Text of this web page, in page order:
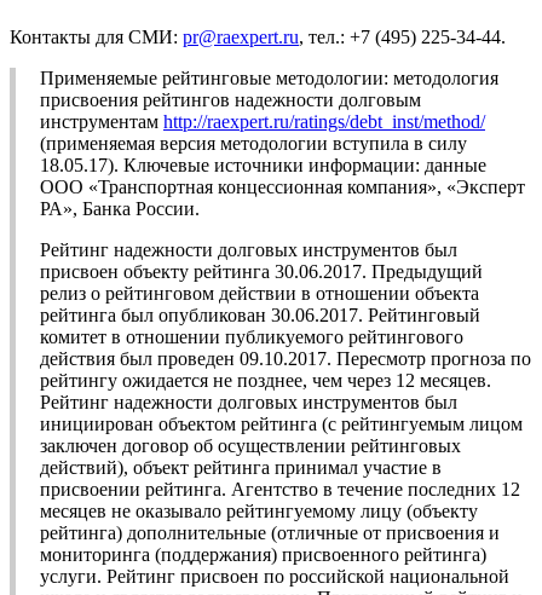
Контакты для СМИ: pr@raexpert.ru, тел.: +7 (495) 225-34-44.
Применяемые рейтинговые методологии: методология
присвоения рейтингов надежности долговым
инструментам http://raexpert.ru/ratings/debt_inst/method/
(применяемая версия методологии вступила в силу
18.05.17). Ключевые источники информации: данные
ООО «Транспортная концессионная компания», «Эксперт
РА», Банка России.
Рейтинг надежности долговых инструментов был
присвоен объекту рейтинга 30.06.2017. Предыдущий
релиз о рейтинговом действии в отношении объекта
рейтинга был опубликован 30.06.2017. Рейтинговый
комитет в отношении публикуемого рейтингового
действия был проведен 09.10.2017. Пересмотр прогноза по
рейтингу ожидается не позднее, чем через 12 месяцев.
Рейтинг надежности долговых инструментов был
инициирован объектом рейтинга (с рейтингуемым лицом
заключен договор об осуществлении рейтинговых
действий), объект рейтинга принимал участие в
присвоении рейтинга. Агентство в течение последних 12
месяцев не оказывало рейтингуемому лицу (объекту
рейтинга) дополнительные (отличные от присвоения и
мониторинга (поддержания) присвоенного рейтинга)
услуги. Рейтинг присвоен по российской национальной